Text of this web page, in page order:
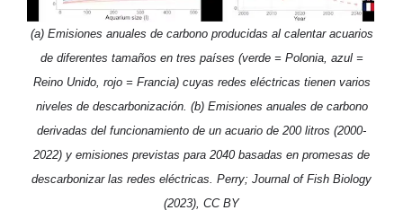
(a) Emisiones anuales de carbono producidas al calentar acuarios
de diferentes tamaños en tres países (verde = Polonia, azul =
Reino Unido, rojo = Francia) cuyas redes eléctricas tienen varios
niveles de descarbonización. (b) Emisiones anuales de carbono
derivadas del funcionamiento de un acuario de 200 litros (2000-
2022) y emisiones previstas para 2040 basadas en promesas de
descarbonizar las redes eléctricas. Perry; Journal of Fish Biology
(2023), CC BY